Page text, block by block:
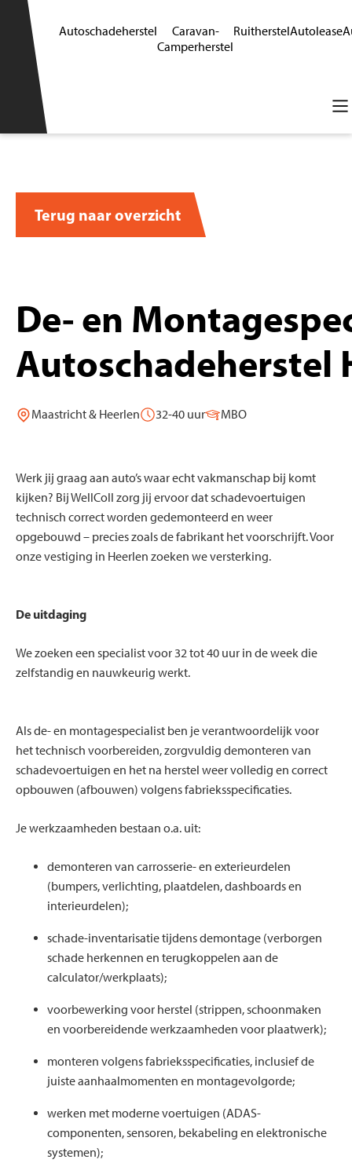
Autoschadeherstel
Caravan-
Camperherstel
RuitherstelAutolease
Terug naar overzicht
De- en
Autoschadeherstel
Maastricht & Heerlen 32-40 uur MBO
Werk jij graag aan auto’s waar echt vakmanschap bij komt
kijken? Bij WellColl zorg jij ervoor dat schadevoertuigen
technisch correct worden gedemonteerd en weer
opgebouwd – precies zoals de fabrikant het voorschrijft. Voor
onze vestiging in Heerlen zoeken we versterking.
De uitdaging
We zoeken een specialist voor 32 tot 40 uur in de week die
zelfstandig en nauwkeurig werkt.
Als de- en montagespecialist ben je verantwoordelijk voor
het technisch voorbereiden, zorgvuldig demonteren van
schadevoertuigen en het na herstel weer volledig en correct
opbouwen (afbouwen) volgens fabrieksspecificaties.
Je werkzaamheden bestaan o.a. uit:
demonteren van carrosserie- en exterieurdelen
(bumpers, verlichting, plaatdelen, dashboards en
interieurdelen);
schade-inventarisatie tijdens demontage (verborgen
schade herkennen en terugkoppelen aan de
calculator/werkplaats);
voorbewerking voor herstel (strippen, schoonmaken
en voorbereidende werkzaamheden voor plaatwerk);
monteren volgens fabrieksspecificaties, inclusief de
juiste aanhaalmomenten en montagevolgorde;
werken met moderne voertuigen (ADAS-
componenten, sensoren, bekabeling en elektronische
systemen);